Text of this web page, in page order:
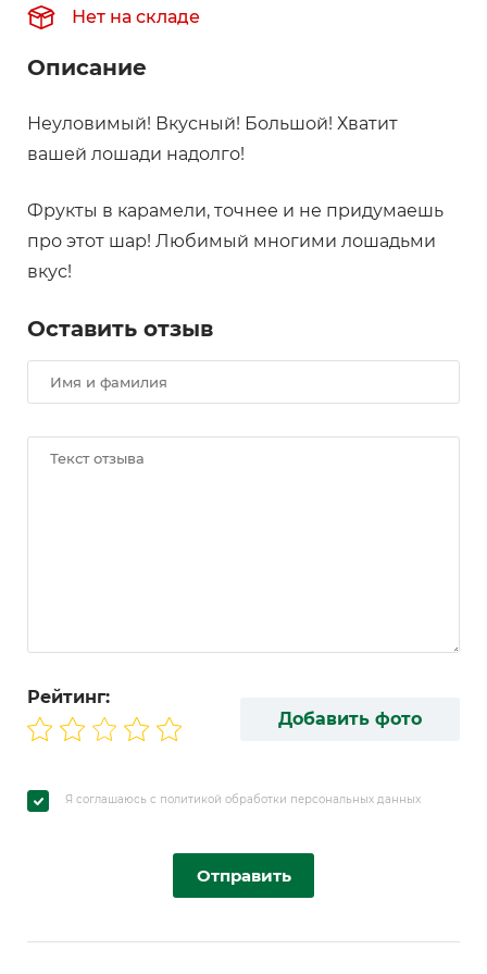
Нет на складе
Описание
Неуловимый! Вкусный! Большой! Хватит
вашей лошади надолго!
Фрукты в карамели, точнее и не придумаешь
про этот шар! Любимый многими лошадьми
вкус!
Оставить отзыв
Рейтинг:
Добавить фото
Я соглашаюсь с политикой обработки персональных данных
Отправить